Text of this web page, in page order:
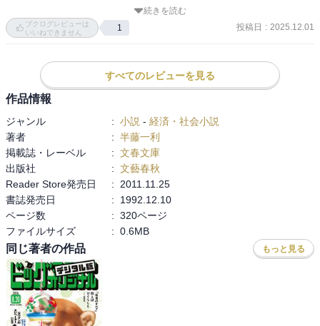
『天皇と大元帥』は平和な時代の象徴天皇しか知らない私にとって
は、ここに記されている戦争実行の時々の振る舞いは非常に興味深
させられるものであった。
内容はその通り非常に重いものだが、私のような力量の者でも比較
的スラスラと読め、これは近代史家として一流の著者の作品ならで
続きを読む
ブクログレビューは
いいねできません
1 投稿日 : 2025.12.01
すべてのレビューを見る
作品情報
ジャンル : 小説 - 経済・社会小説
著者
: 半藤一利
掲載誌・レーベル
: 文春文庫
出版社
: 文藝春秋
Reader Store発売日
:
2011.11.25
書誌発売日
:
1992.12.10
ページ数
: 320ページ
ファイルサイズ
: 0.6MB
同じ著者の作品 もっと見る